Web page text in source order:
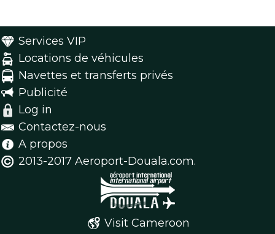
Services VIP
Locations de véhicules
Navettes et transferts privés
Publicité
Log in
Contactez-nous
A propos
2013-2017 Aeroport-Douala.com.
Visit Cameroon